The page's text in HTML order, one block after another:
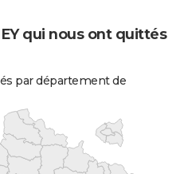
qui nous ont quittés
par département de